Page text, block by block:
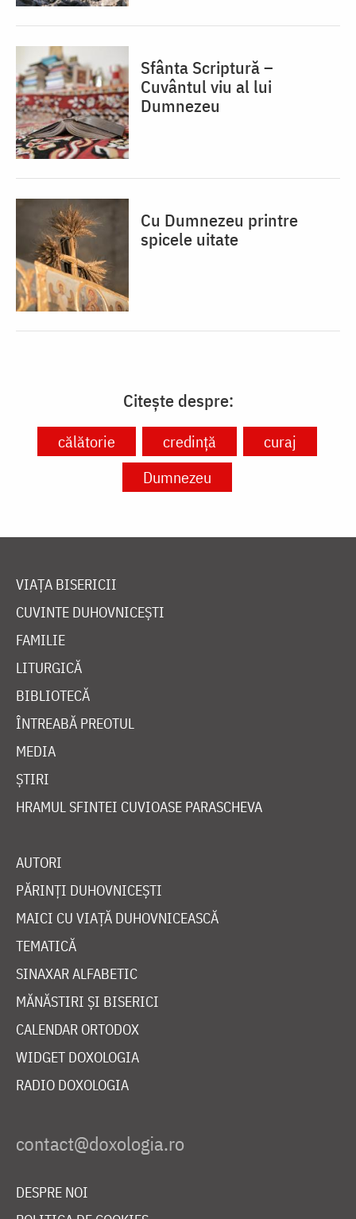
Sfânta Scriptură –
Cuvântul viu al lui
Dumnezeu
Cu Dumnezeu printre
spicele uitate
Citește despre:
călătorie credință
curaj
Dumnezeu
VIAȚA BISERICII
CUVINTE DUHOVNICEȘTI
FAMILIE
LITURGICĂ
BIBLIOTECĂ
ÎNTREABĂ PREOTUL
MEDIA
ȘTIRI
HRAMUL SFINTEI CUVIOASE PARASCHEVA
AUTORI
PĂRINȚI DUHOVNICEȘTI
MAICI CU VIAȚĂ DUHOVNICEASCĂ
TEMATICĂ
SINAXAR ALFABETIC
MĂNĂSTIRI ȘI BISERICI
CALENDAR ORTODOX
WIDGET DOXOLOGIA
RADIO DOXOLOGIA
DESPRE NOI